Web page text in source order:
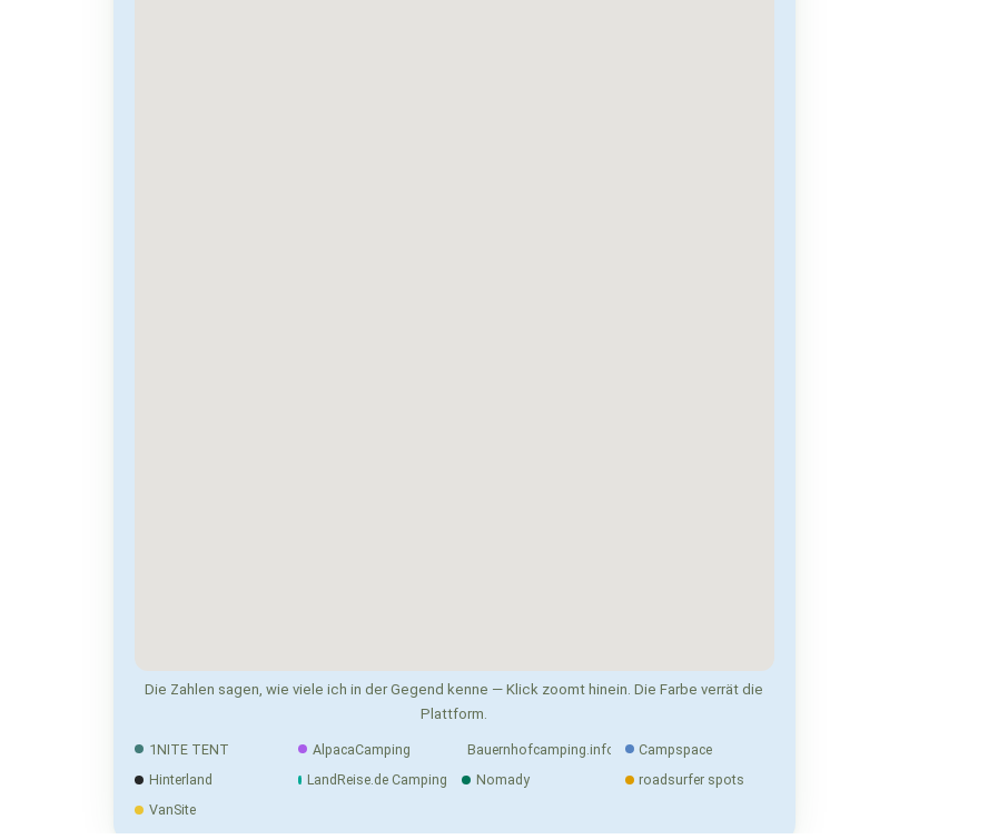
Die Zahlen sagen, wie viele ich in der Gegend kenne — Klick zoomt hinein. Die Farbe verrät die
Plattform.
1NITE TENT AlpacaCamping Bauernhofcamping.info
Campspace
Hinterland
LandReise.de Camping Nomady
roadsurfer spots
VanSite